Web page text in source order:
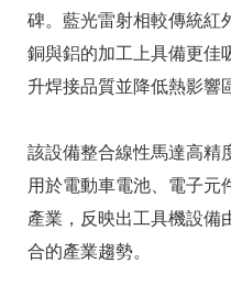
碑。藍光雷射相較傳統紅
銅與鋁的加工上具備更佳
升焊接品質並降低熱影響
該設備整合線性馬達高精
用於電動車電池、電子元
產業，反映出工具機設備
合的產業趨勢。